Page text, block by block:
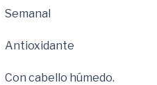
Semanal
Antioxidante
Con cabello húmedo.